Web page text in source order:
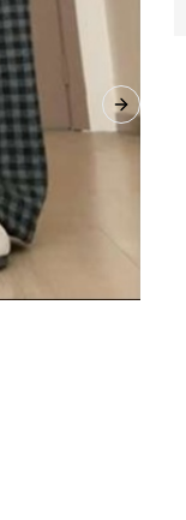
Next slide